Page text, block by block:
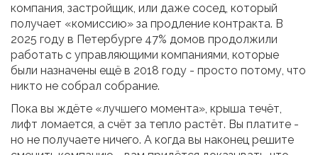
компания, застройщик, или даже сосед, который
получает «комиссию» за продление контракта. В
2025 году в Петербурге 47% домов продолжили
работать с управляющими компаниями, которые
были назначены ещё в 2018 году - просто потому, что
никто не собрал собрание.
Пока вы ждёте «лучшего момента», крыша течёт,
лифт ломается, а счёт за тепло растёт. Вы платите -
но не получаете ничего. А когда вы наконец решите